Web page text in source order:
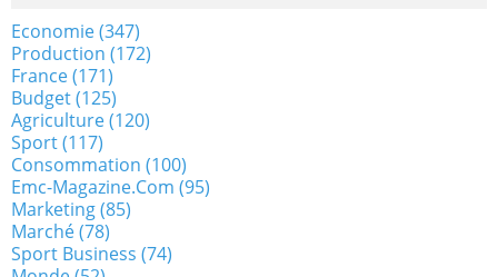
Economie(347)
Production (172)
France(171)
Budget(125)
Agriculture(120)
Sport(117)
Consommation (100)
Emc-Magazine.com (95)
Marketing(85)
Marché(78)
Sport Business (74)